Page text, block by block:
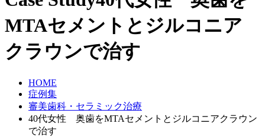
MTAセメントとジルコニア
クラウンで治す
HOME
症例集
審美歯科・セラミック治療
40代女性 奥歯をMTAセメントとジルコニアクラウン
で治す